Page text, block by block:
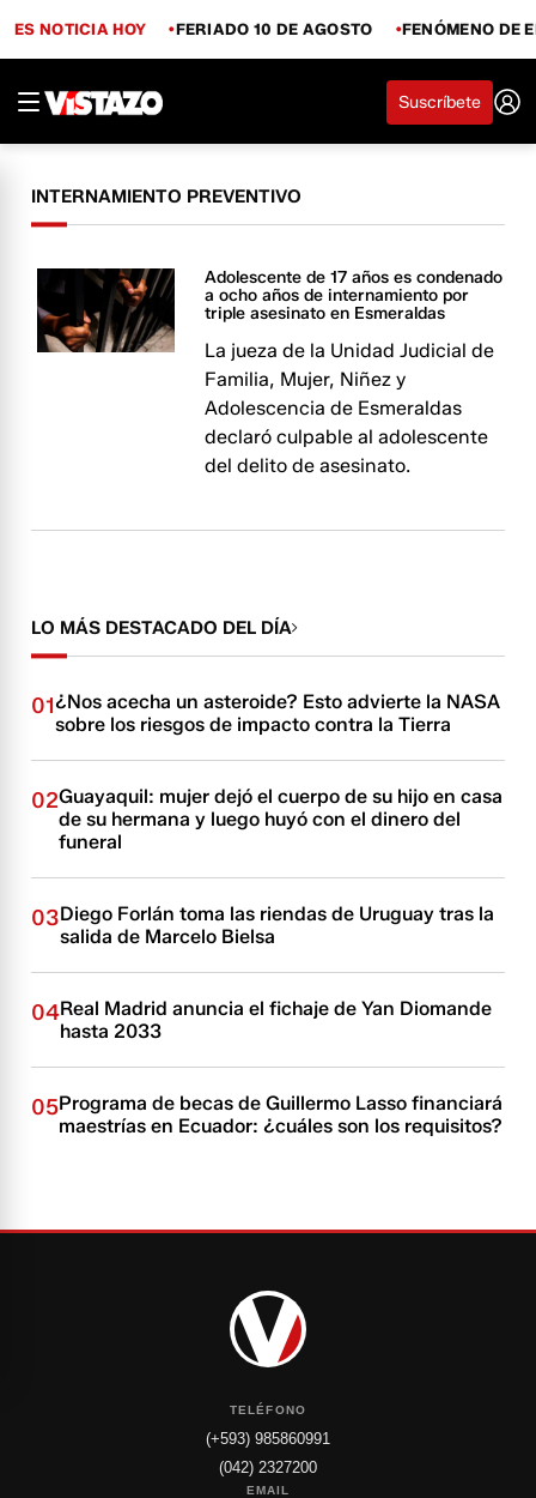
ES NOTICIA HOY FERIADO 10 DE AGOSTO FENÓMENO DE
Suscríbete
INTERNAMIENTO PREVENTIVO
Adolescente de 17 años es condenado
a ocho años de internamiento por
triple asesinato en Esmeraldas
La jueza de la Unidad Judicial de
Familia, Mujer, Niñez y
Adolescencia de Esmeraldas
declaró culpable al adolescente
del delito de asesinato.
LO MÁS DESTACADO DEL DÍA
01¿Nos acecha un asteroide? Esto advierte la NASA
sobre los riesgos de impacto contra la Tierra
02Guayaquil: mujer dejó el cuerpo de su hijo en casa
de su hermana y luego huyó con el dinero del
funeral
03Diego Forlán toma las riendas de Uruguay tras la
salida de Marcelo Bielsa
04Real Madrid anuncia el fichaje de Yan Diomande
hasta 2033
05Programa de becas de Guillermo Lasso financiará
maestrías en Ecuador: ¿cuáles son los requisitos?
TELÉFONO
(+593) 985860991
(042) 2327200
EMAIL